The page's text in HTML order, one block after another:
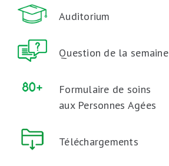
Auditorium
Question de la semaine
Formulaire de soins
aux Personnes Agées
Téléchargements